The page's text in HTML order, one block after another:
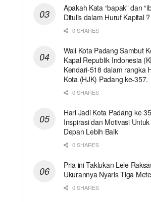
Apakah Kata “bapak” dan
Ditulis dalam Huruf Kapital ?
0 SHARES
Wali Kota Padang Sambut
Kapal Republik Indonesia
Kendari-518 dalam rangka
Kota (HJK) Padang ke-357.
0 SHARES
Hari Jadi Kota Padang ke
Inspirasi dan Motivasi
Depan Lebih Baik
0 SHARES
Pria ini Taklukan Lele
Ukurannya Nyaris Tiga
0 SHARES